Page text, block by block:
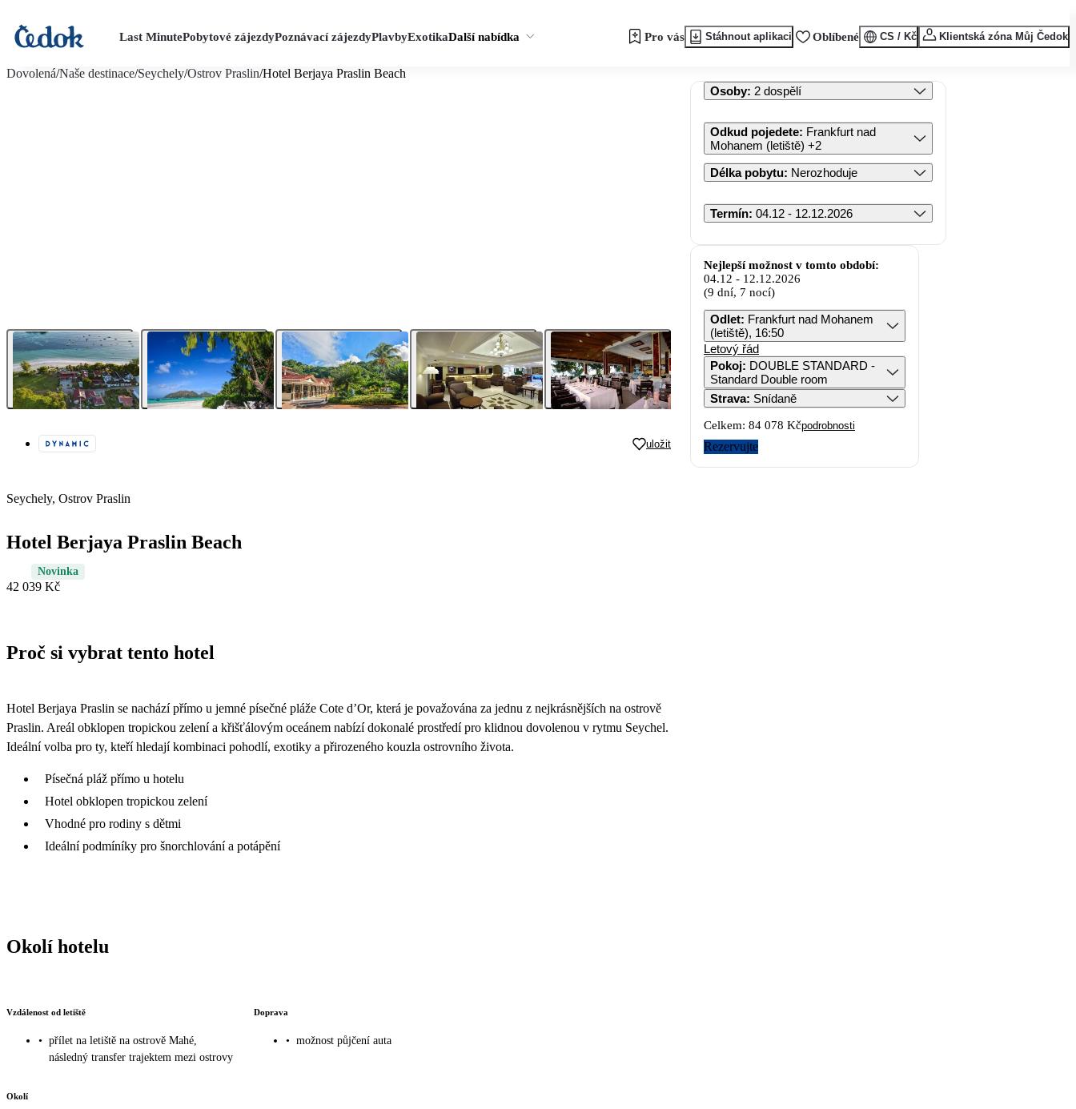
Last MinutePobytové zájezdyPoznávací zájezdyPlavbyExotikaDalší nabídka Pro vás Stáhnout aplikaci Oblíbené CS / Kč Klientská zóna Můj Čedok
Dovolená/Naše destinace/Seychely/Ostrov Praslin/Hotel Berjaya Praslin Beach
uložit
Seychely, Ostrov Praslin
Hotel Berjaya Praslin Beach
Novinka
42 039 Kč
Proč si vybrat tento hotel
Hotel Berjaya Praslin se nachází přímo u jemné písečné pláže Cote d’Or, která je považována za jednu z nejkrásnějších na ostrově
Praslin. Areál obklopen tropickou zelení a křišťálovým oceánem nabízí dokonalé prostředí pro klidnou dovolenou v rytmu Seychel.
Ideální volba pro ty, kteří hledají kombinaci pohodlí, exotiky a přirozeného kouzla ostrovního života.
Písečná pláž přímo u hotelu
Hotel obklopen tropickou zelení
Vhodné pro rodiny s dětmi
Ideální podmíníky pro šnorchlování a potápění
Okolí hotelu
Vzdálenost od letiště
• přílet na letiště na ostrově Mahé,
následný transfer trajektem mezi ostrovy
Doprava
• možnost půjčení auta
Okolí
Osoby: 2 dospělí
Odkud pojedete: Frankfurt nad
Mohanem (letiště) +2
Délka pobytu: Nerozhoduje
Termín: 04.12 - 12.12.2026
Nejlepší možnost v tomto období:
04.12 - 12.12.2026
(9 dní, 7 nocí)
Odlet: Frankfurt nad Mohanem
(letiště), 16:50
Letový řád
Pokoj: DOUBLE STANDARD -
Standard Double room
Strava: Snídaně
Celkem: 84 078 Kčpodrobnosti
Rezervujte